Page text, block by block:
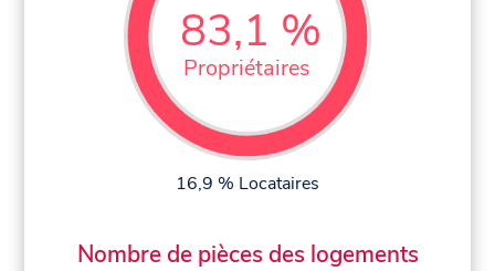
83,1 %
Propriétaires
16,9 % Locataires
Nombre de pièces des logements